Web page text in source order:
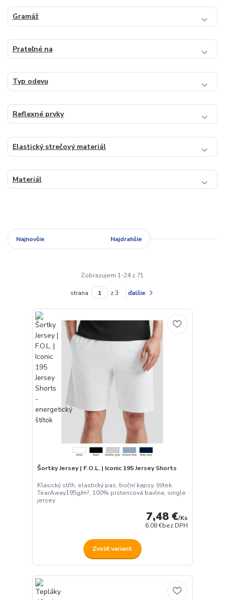
Gramáž
Prateľné na
Typ odevu
Reflexné prvky
Elastický strečový materiál
Materiál
Najnovšie Najdrahšie
Zobrazujem 1-24 z 71
strana z 3 ďalšie
Šortky Jersey | F.O.L. | Iconic 195 Jersey Shorts
Klasický střih, elastický pas, boční kapsy, štítek
TearAway195g/m², 100% prstencová bavlna, single
jersey
7,48 €/Ks
6,08 €bez DPH
Zvoliť variant